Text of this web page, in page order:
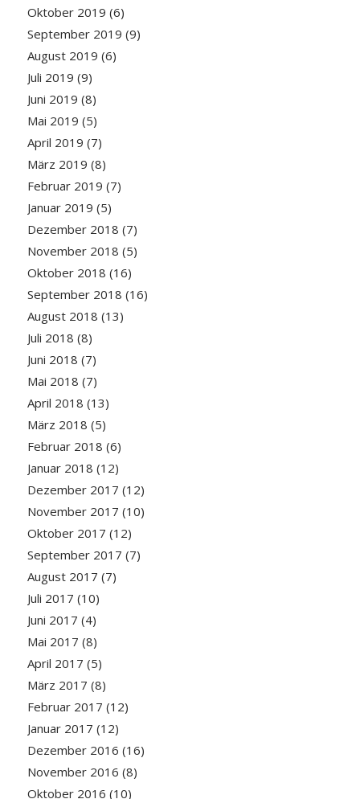
Oktober 2019 (6)
September 2019 (9)
August 2019 (6)
Juli 2019 (9)
Juni 2019 (8)
Mai 2019 (5)
April 2019 (7)
März 2019 (8)
Februar 2019 (7)
Januar 2019 (5)
Dezember 2018 (7)
November 2018 (5)
Oktober 2018 (16)
September 2018 (16)
August 2018 (13)
Juli 2018 (8)
Juni 2018 (7)
Mai 2018 (7)
April 2018 (13)
März 2018 (5)
Februar 2018 (6)
Januar 2018 (12)
Dezember 2017 (12)
November 2017 (10)
Oktober 2017 (12)
September 2017 (7)
August 2017 (7)
Juli 2017 (10)
Juni 2017 (4)
Mai 2017 (8)
April 2017 (5)
März 2017 (8)
Februar 2017 (12)
Januar 2017 (12)
Dezember 2016 (16)
November 2016 (8)
Oktober 2016 (10)